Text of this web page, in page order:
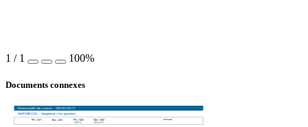
1 / 1 100%
Documents connexes